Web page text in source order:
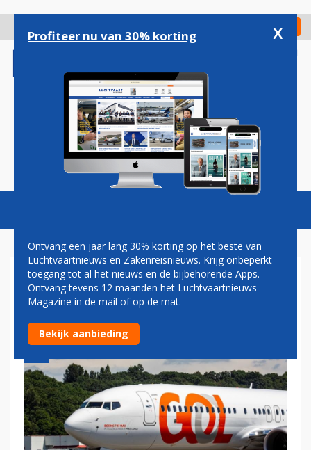
gaan
Check in
Magazine Podcasts Vacatures
GOL BREIDT ROUTENETWERK
UIT NAAR ECUADOR
Profiteer nu van 30% korting x
Ontvang een jaar lang 30% korting op het beste van
Luchtvaartnieuws en Zakenreisnieuws. Krijg onbeperkt
toegang tot al het nieuws en de bijbehorende Apps.
Ontvang tevens 12 maanden het Luchtvaartnieuws
Magazine in de mail of op de mat.
Bekijk aanbieding